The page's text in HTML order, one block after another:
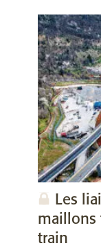
Les
maillons
train